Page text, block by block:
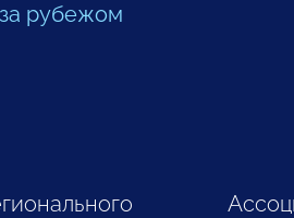
рубежом